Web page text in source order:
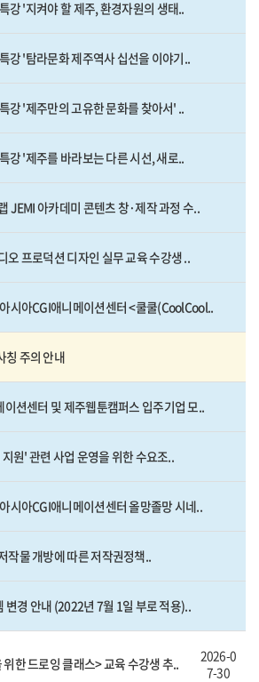
강 '지켜야 할 제주, 환경자원의 생태..
강 '탐라문화 제주역사 십선을 이야기..
강 '제주만의 고유한 문화를 찾아서' ..
강 '제주를 바라보는 다른 시선, 새로..
JEMI 아카데미 콘텐츠 창·제작 과정 수..
프로덕션 디자인 실무 교육 수강생 ..
시아CGI애니메이션센터 <쿨쿨(CoolCool..
칭 주의 안내
션센터 및 제주웹툰캠퍼스 입주기업 모..
원' 관련 사업 운영을 위한 수요조..
시아CGI애니메이션센터 올망졸망 시네..
작물 개방에 따른 저작권정책..
변경 안내 (2022년 7월 1일 부로 적용)..
한 드로잉 클래스> 교육 수강생 추..
2026-0
7-30